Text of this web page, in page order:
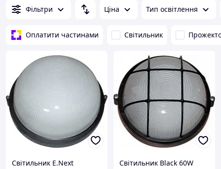
Фільтри Ціна Тип освітлення
Оплатити частинами Світильник
Світильник E.Next Світильник Black 60W